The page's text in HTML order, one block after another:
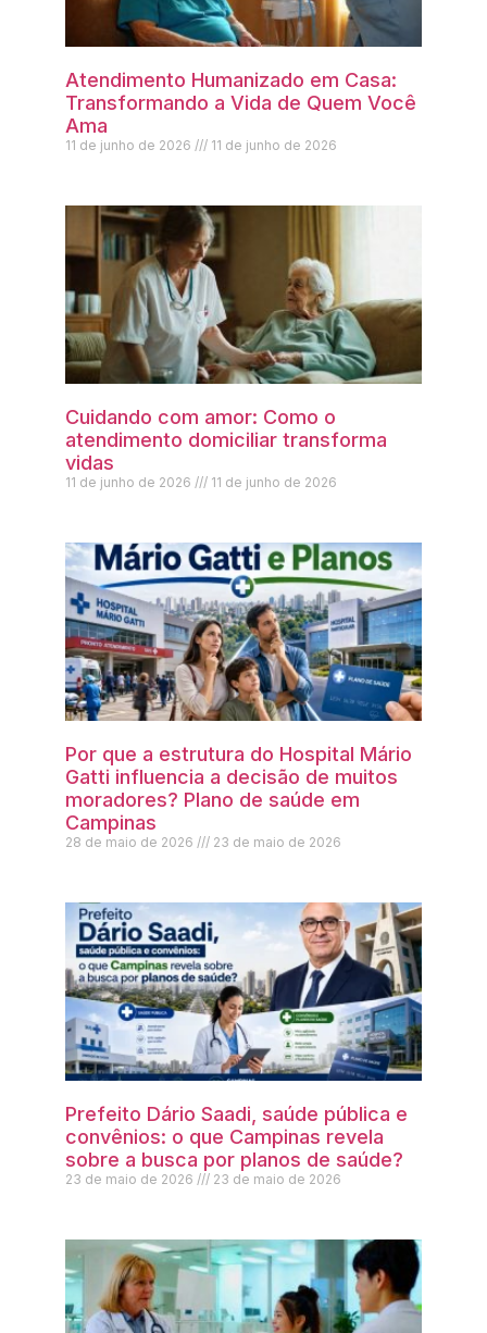
Atendimento Humanizado em Casa:
Transformando a Vida de Quem Você
Ama
11 de junho de 2026 11 de junho de 2026
Cuidando com amor: Como o
atendimento domiciliar transforma
vidas
11 de junho de 2026 11 de junho de 2026
Por que a estrutura do Hospital Mário
Gatti influencia a decisão de muitos
moradores? Plano de saúde em
Campinas
28 de maio de 2026 23 de maio de 2026
Prefeito Dário Saadi, saúde pública e
convênios: o que Campinas revela
sobre a busca por planos de saúde?
23 de maio de 2026 23 de maio de 2026